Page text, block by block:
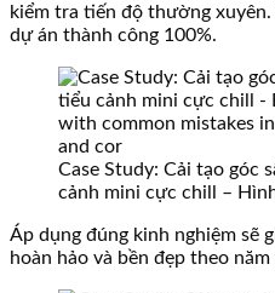
kiểm tra tiến độ thường
dự án thành công 100%.
Case Study: Cải tạo góc
cảnh mini cực chill –
Áp dụng đúng kinh nghiệm sẽ
hoàn hảo và bền đẹp theo năm